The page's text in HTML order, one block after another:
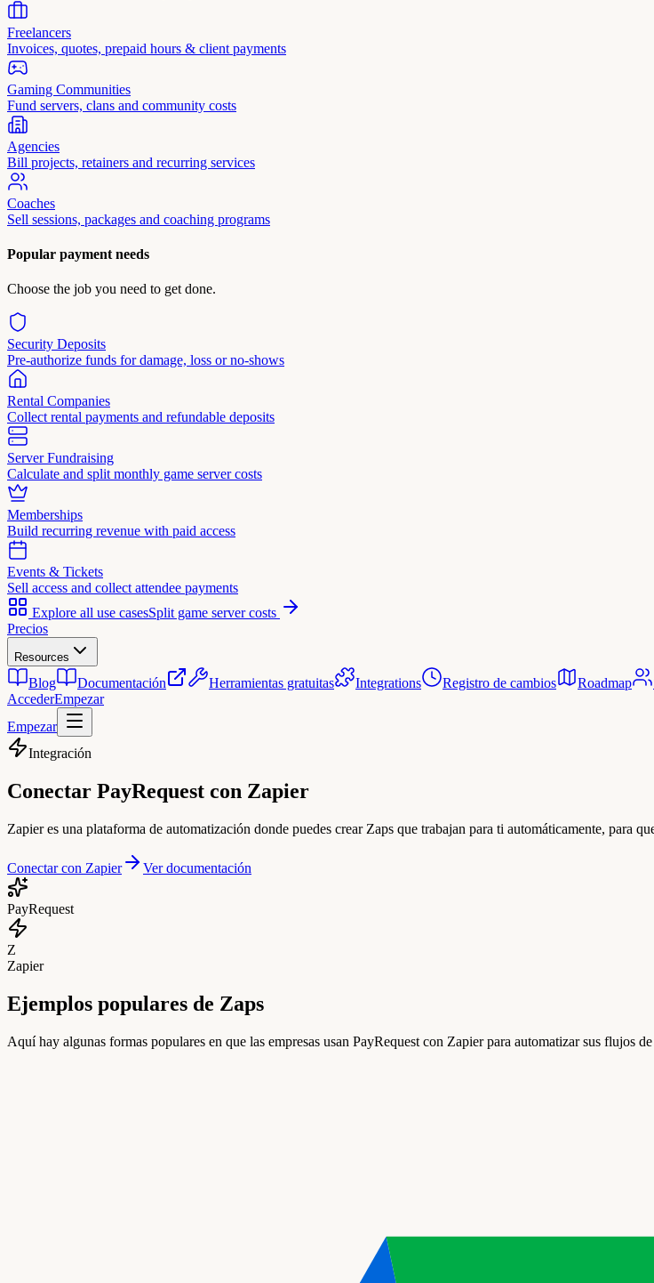
Freelancers
Invoices, quotes, prepaid hours & client payments
Gaming Communities
Fund servers, clans and community costs
Agencies
Bill projects, retainers and recurring services
Coaches
Sell sessions, packages and coaching programs
Popular payment needs
Choose the job you need to get done.
Security Deposits
Pre-authorize funds for damage, loss or no-shows
Rental Companies
Collect rental payments and refundable deposits
Server Fundraising
Calculate and split monthly game server costs
Memberships
Build recurring revenue with paid access
Events & Tickets
Sell access and collect attendee payments
Explore all use casesSplit game server costs
Precios
Resources
Blog Documentación Herramientas gratuitas Integrations Registro de cambios Roadmap
AccederEmpezar
Empezar
Integración
Conectar PayRequest con Zapier
Zapier es una plataforma de automatización donde puedes crear Zaps que trabajan para ti automáticamente, para
Conectar con Zapier Ver documentación
PayRequest
Z
Zapier
Ejemplos populares de Zaps
Aquí hay algunas formas populares en que las empresas usan PayRequest con Zapier para automatizar sus flujos